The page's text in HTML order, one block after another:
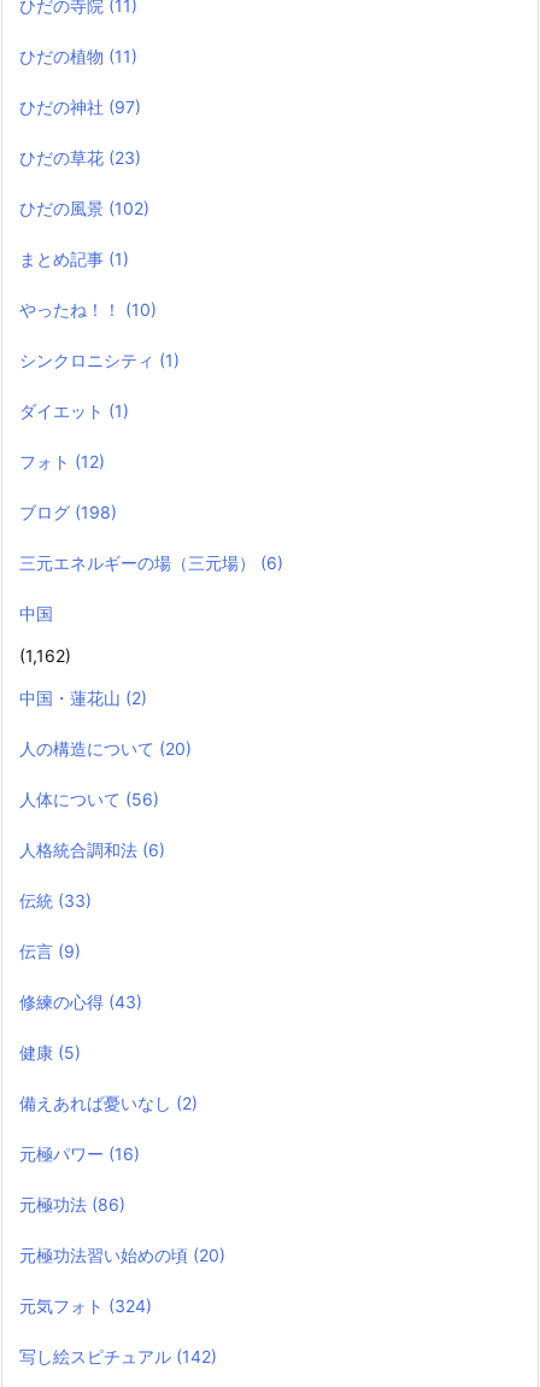
ひだの寺院 (11)
ひだの植物 (11)
ひだの神社 (97)
ひだの草花 (23)
ひだの風景 (102)
まとめ記事 (1)
やったね！！ (10)
シンクロニシティ (1)
ダイエット (1)
フォト (12)
ブログ (198)
三元エネルギーの場（三元場） (6)
中国
(1,162)
中国・蓮花山 (2)
人の構造について (20)
人体について (56)
人格統合調和法 (6)
伝統 (33)
伝言 (9)
修練の心得 (43)
健康 (5)
備えあれば憂いなし (2)
元極パワー (16)
元極功法 (86)
元極功法習い始めの頃 (20)
元気フォト (324)
写し絵スピチュアル (142)